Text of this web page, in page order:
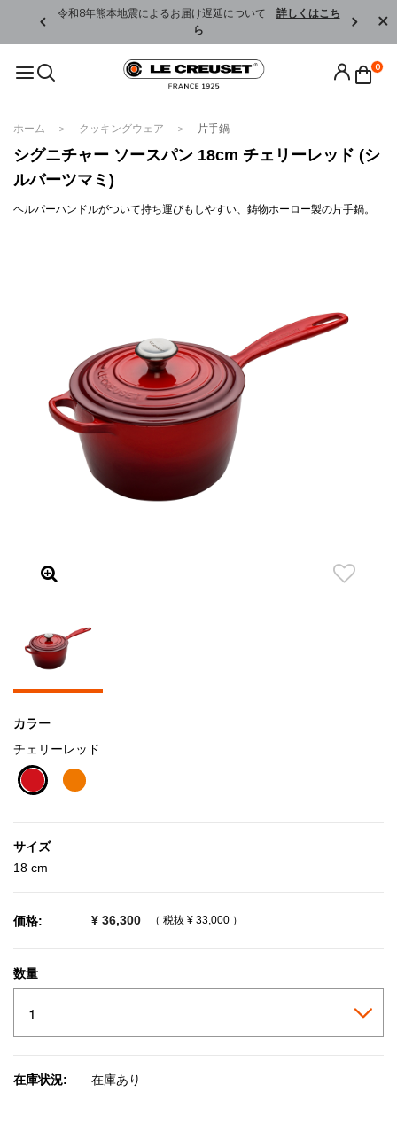
令和8年熊本地震によるお届け遅延について 詳しくはこち
ら
0
ホーム クッキングウェア 片手鍋
シグニチャー ソースパン 18cm チェリーレッド (シ
ルバーツマミ)
ヘルパーハンドルがついて持ち運びもしやすい、鋳物ホーロー製の片手鍋。
カラー
チェリーレッド
サイズ
18 cm
価格: ¥ 36,300 （ 税抜 ¥ 33,000 ）
数量
在庫状況: 在庫あり